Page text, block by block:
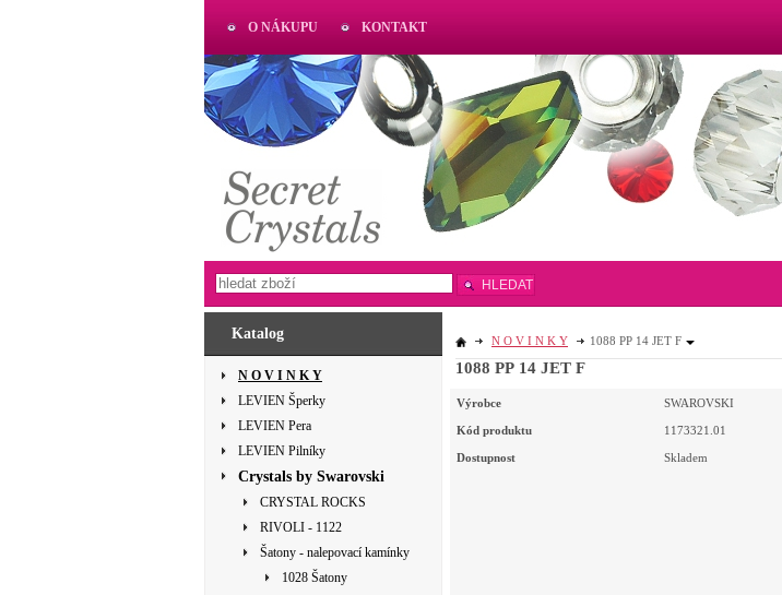
Katalog
N O V I N K Y
LEVIEN Šperky
LEVIEN Pera
LEVIEN Pilníky
Crystals by Swarovski
CRYSTAL ROCKS
RIVOLI - 1122
Šatony - nalepovací kamínky
1028 Šatony
N O V I N K Y 1088 PP 14 JET F
1088 PP 14 JET F
Výrobce SWAROVSKI
Kód produktu 1173321.01
Dostupnost Skladem
O NÁKUPU KONTAKT
AKTUAL
www.aktual-koralky.cz
HLEDAT